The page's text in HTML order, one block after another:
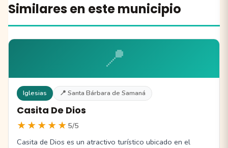
Similares en este municipio
📍
Iglesias 📍 Santa Bárbara de Samaná
Casita De Dios
★★★★★ 5/5
Casita de Dios es un atractivo turístico ubicado en el